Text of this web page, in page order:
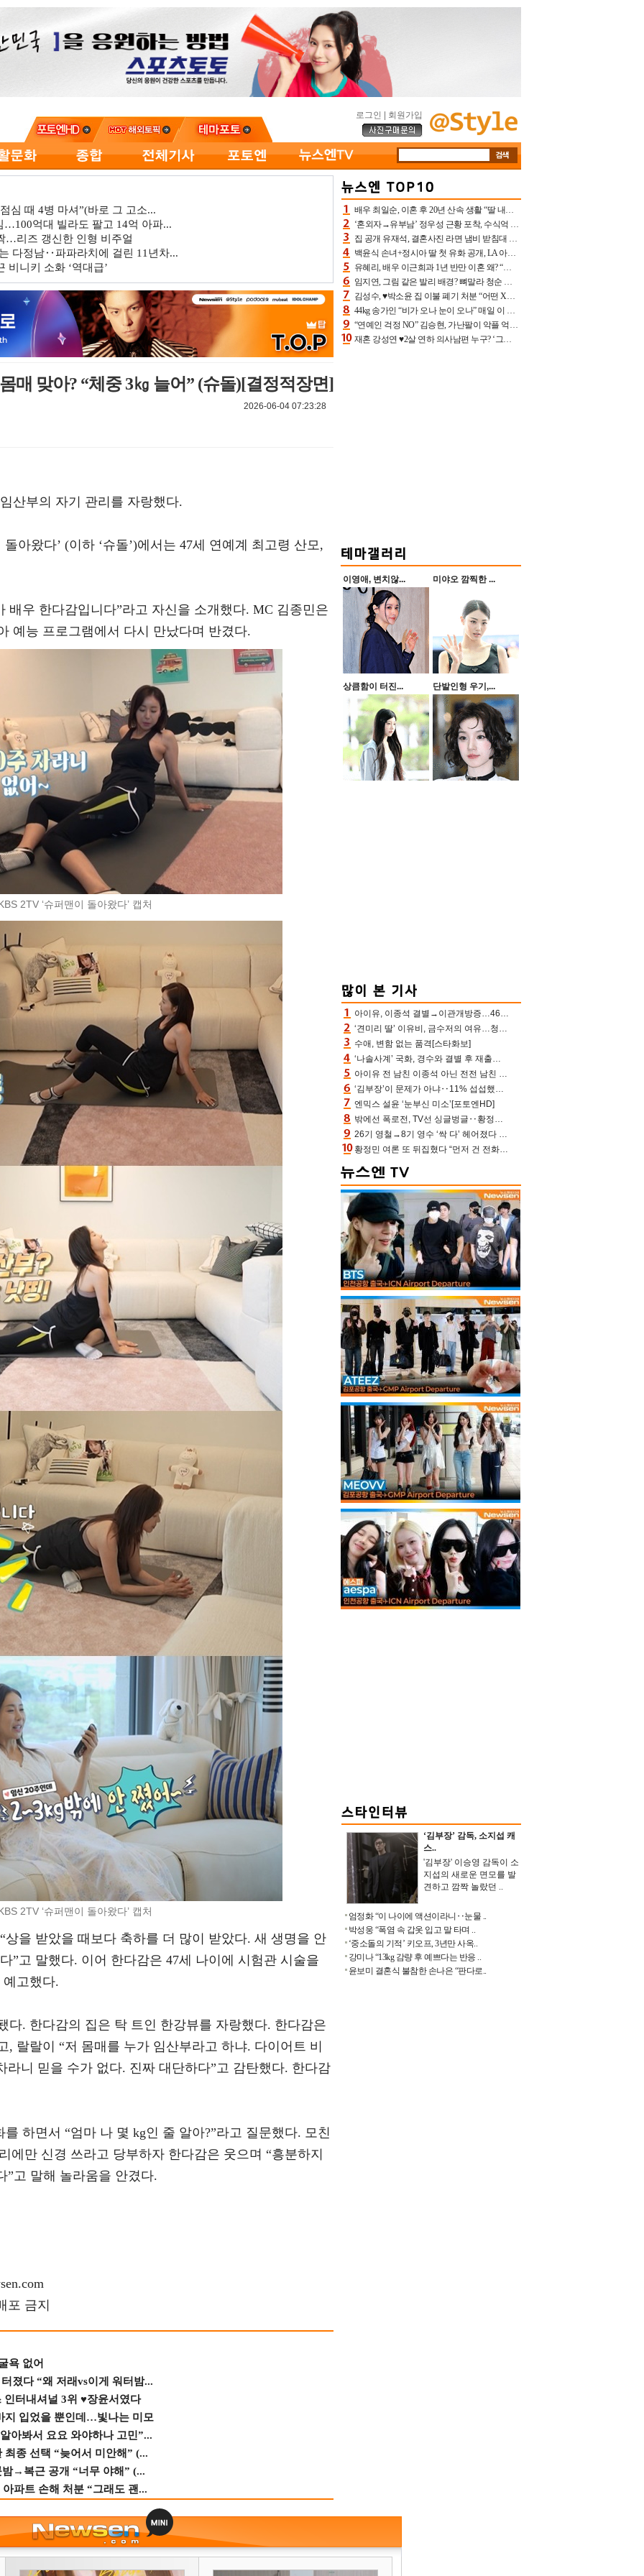
로그인 회원가입
심 때 4병 마셔”(바로 그 고소...
억대 빌라도 팔고 14억 아파...
…리즈 갱신한 인형 비주얼
다정남‥파파라치에 걸린 11년차...
비니키 소화 ‘역대급’
매 맞아? “체중 3㎏ 늘어” (슈돌)[결정적장면]
2026-06-04 07:23:28
산부의 자기 관리를 자랑했다.
아왔다’ (이하 ‘슈돌’)에서는 47세 연예계 최고령 산모,
배우 한다감입니다”라고 자신을 소개했다. MC 김종민은
예능 프로그램에서 다시 만났다며 반겼다.
2TV ‘슈퍼맨이 돌아왔다’ 캡처
2TV ‘슈퍼맨이 돌아왔다’ 캡처
상을 받았을 때보다 축하를 더 많이 받았다. 새 생명을 안
”고 말했다. 이어 한다감은 47세 나이에 시험관 시술을
고했다.
다. 한다감의 집은 탁 트인 한강뷰를 자랑했다. 한다감은
랄랄이 “저 몸매를 누가 임산부라고 하냐. 다이어트 비
라니 믿을 수가 없다. 진짜 대단하다”고 감탄했다. 한다감
하면서 “엄마 나 몇 kg인 줄 알아?”라고 질문했다. 모친
에만 신경 쓰라고 당부하자 한다감은 웃으며 “흥분하지
”고 말해 놀라움을 안겼다.
포 금지
욕 없어
졌다 “왜 저래vs이게 워터밤...
인터내셔널 3위 ♥장윤서였다
지 입었을 뿐인데…빛나는 미모
아봐서 요요 와야하나 고민”...
종 선택 “늦어서 미안해” (...
→복근 공개 “너무 야해” (...
파트 손해 처분 “그래도 괜...
배우 최일순, 이혼 후 20년 산속 생활 “딸 내가 버렸다고 원망‥맘 아파”(특종)[어제TV]
‘혼외자→유부남’ 정우성 근황 포착, 수식억 해킹 피해 후배 만났다 “존경하는”
집 공개 유재석, 결혼사진 라면 냄비 받침대 되고 분노‥가족사진도 피해(놀뭐)[어제TV]
백윤식 손녀+정시아 딸 첫 유화 공개, LA 아트쇼→서울국제조각페스타 작가다운 수준급 실력
유혜리, 배우 이근희과 1년 반만 이혼 왜? “식칼 꽂고 의자 던져” 충격 폭로(특종)[어제TV]
임지연, 그림 같은 발리 배경? 뼈말라 청순 비키니 핏에 상대 안 되네
김성수, ♥박소윤 집 이불 폐기 처분 “어떤 X이랑 썼을지 몰라” 질투(신랑수업2)[어제TV]
44kg 송가인 “비가 오나 눈이 오나” 매일 이 운동, 허벅지 근육량 상승+체지방 감소
“연예인 걱정 NO” 김승현, 가난팔이 악플 억울할만‥아내+딸과 日 여행
재혼 강성연 ♥2살 연하 의사남편 누구? ‘그알’ 자문의에 훈남 비주얼 초엘리트 스펙 [종합]
이영애, 변치않... 미야오 깜찍한 ...
상큼함이 터진... 단발인형 우기,...
아이유, 이종석 결별→이관개방증…46장 꽉 채운 유애나 ♥ “열심히 사는 중”
‘견미리 딸’ 이유비, 금수저의 여유…청순 미모에 반전 슬림 라인
수애, 변함 없는 품격[스타화보]
‘나솔사계’ 국화, 경수와 결별 후 재출연…첫인상 3표 몰표
아이유 전 남친 이종석 아닌 전전 남친 장기하 소환 ‘별일 없이 산다’ 선곡…46장에 꾹 눌러 담은 근황
‘김부장’이 문제가 아냐‥11% 섭섭했던 ‘재벌X형사2’ 돈·빽 총동원해 컴백 [TV보고서]
엔믹스 설윤 ‘눈부신 미소’[포토엔HD]
밖에선 폭로전, TV선 싱글벙글‥황정민 ‘틈만 나면’ 출연, 피로감은 시청자 몫
26기 영철→8기 영수 ‘싹 다’ 헤어졌다 ‘나솔사계’ 충격의 현커 0쌍 (촌장TV)
황정민 여론 또 뒤집혔다 “먼저 건 전화 62통, 그만 연락해” vs 女팬 “녹취 다 올려” 진흙탕 싸움
‘김부장’ 감독, 소지섭 캐
스..
'김부장' 이승영 감독이 소
지섭의 새로운 면모를 발
견하고 깜짝 놀랐던 ..
엄정화 “이 나이에 액션이라니‥눈물 ..
박성웅 “폭염 속 갑옷 입고 말 타며 ..
‘중소돌의 기적’ 키오프, 3년만 사옥..
강미나 “13kg 감량 후 예쁘다는 반응 ..
윤보미 결혼식 불참한 손나은 “판다로..